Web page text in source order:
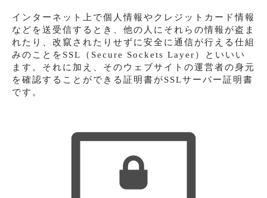
インターネット上で個人情報やクレジットカード情報
などを送受信するとき、他の人にそれらの情報が盗ま
れたり、改竄されたりせずに安全に通信が行える仕組
みのことをSSL（Secure Sockets Layer）といいい
ます。それに加え、そのウェブサイトの運営者の身元
を確認することができる証明書がSSLサーバー証明書
です。